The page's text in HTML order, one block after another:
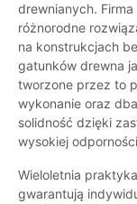
drewnianych.
różnorodne
na konstrukcjach
gatunków drewna
tworzone przez to
wykonanie oraz
solidność dzięki
wysokiej
Wieloletnia
gwarantują